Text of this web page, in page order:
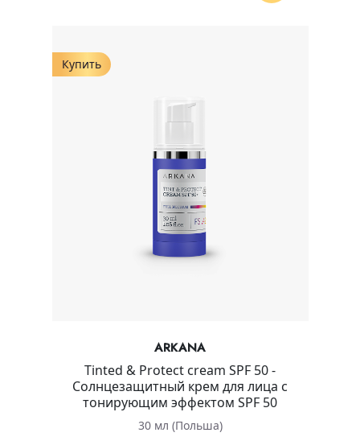
Купить
ARKANA
Tinted & Protect cream SPF 50 -
Солнцезащитный крем для лица с
тонирующим эффектом SPF 50
30 мл (Польша)